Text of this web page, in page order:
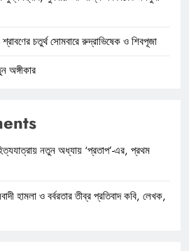
শ্রাবণের চতুর্থ সোমবারে রুদ্রাভিষেক ও শিবপূজা
অঙ্গীকার
নতুন অধ্যায় ‘প্রতাপ’-এর, প্রথম
হামলা ও বর্বরতার তীব্র প্রতিবাদ কবি, লেখক,